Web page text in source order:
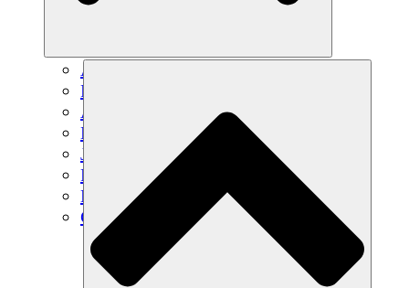
Agricultura sostenible
Recuperación de terremotos
Agua limpia
Empoderamiento de la mujer
Jóvenes y estudiantes
Preservación cultural y diálogo
Desarrollo de capacidades
Créditos de carbono